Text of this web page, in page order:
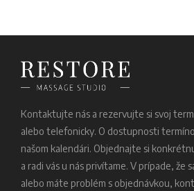
Kontaktujte nás a rezervujte si svoj
alebo telefonicky. O dostupnosti
našom kalendári. Objednajte si
a radi vás u nás privítame. V prípade,
alebo máte problém s objednávkou,